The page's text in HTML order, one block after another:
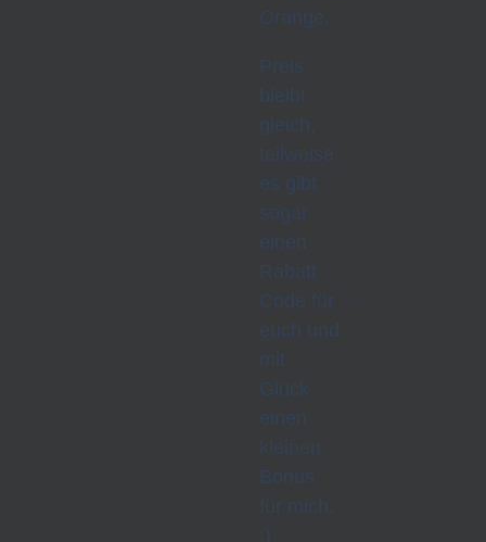
Orange.
Preis
bleibt
gleich,
teilweise
es gibt
sogar
einen
Rabatt
Code für
euch und
mit
Glück
einen
kleinen
Bonus
für mich.
:)